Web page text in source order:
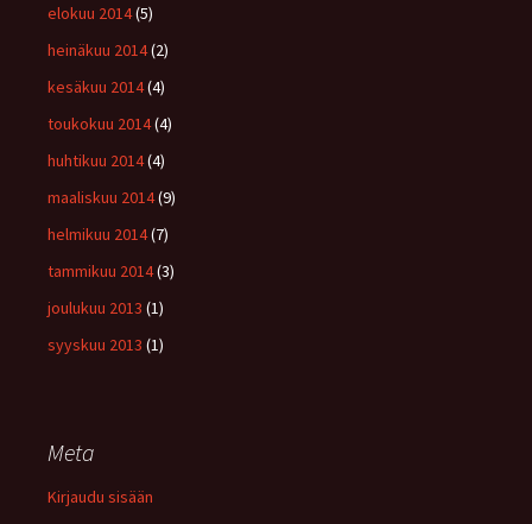
elokuu 2014(5)
heinäkuu 2014(2)
kesäkuu 2014(4)
toukokuu 2014(4)
huhtikuu 2014(4)
maaliskuu 2014(9)
helmikuu 2014(7)
tammikuu 2014(3)
joulukuu 2013 (1)
syyskuu 2013 (1)
Meta
Kirjaudu sisään